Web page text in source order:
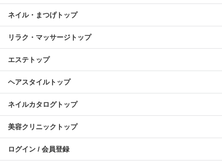
ネイル・まつげトップ
リラク・マッサージトップ
エステトップ
ヘアスタイルトップ
ネイルカタログトップ
美容クリニックトップ
ログイン / 会員登録